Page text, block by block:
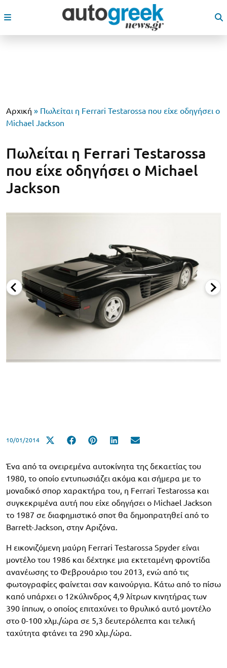
Αρχική » Πωλείται η Ferrari Testarossa που είχε οδηγήσει ο
Michael Jackson
Πωλείται η Ferrari Testarossa
που είχε οδηγήσει ο Michael
Jackson
10/01/2014
Ένα από τα ονειρεμένα αυτοκίνητα της δεκαετίας του
1980, το οποίο εντυπωσιάζει ακόμα και σήμερα με το
μοναδικό σπορ χαρακτήρα του, η Ferrari Testarossa και
συγκεκριμένα αυτή που είχε οδηγήσει ο Michael Jackson
το 1987 σε διαφημιστικό σποτ θα δημοπρατηθεί από το
Barrett-Jackson, στην Αριζόνα.
Η εικονιζόμενη μαύρη Ferrari Testarossa Spyder είναι
μοντέλο του 1986 και δέχτηκε μια εκτεταμένη φροντίδα
ανανέωσης το Φεβρουάριο του 2013, ενώ από τις
φωτογραφίες φαίνεται σαν καινούργια. Κάτω από το πίσω
καπό υπάρχει ο 12κύλινδρος 4,9 λίτρων κινητήρας των
390 ίππων, ο οποίος επιταχύνει το θρυλικό αυτό μοντέλο
στο 0-100 χλμ./ώρα σε 5,3 δευτερόλεπτα και τελική
ταχύτητα φτάνει τα 290 χλμ./ώρα.